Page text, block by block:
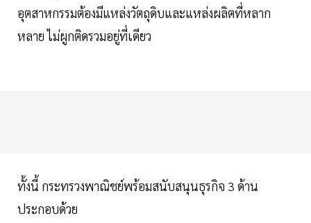
อุตสาหกรรมต้องมีแหล่งวัตถุดิบและแหล่งผลิตที่หลาก
หลาย ไม่ผูกติดรวมอยู่ที่เดียว
ทั้งนี้ กระทรวงพาณิชย์พร้อมสนับสนุนธุรกิจ 3 ด้าน
ประกอบด้วย